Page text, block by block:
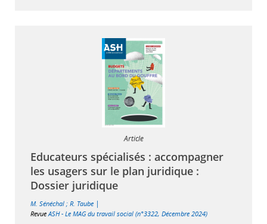
Article
Educateurs spécialisés : accompagner
les usagers sur le plan juridique :
Dossier juridique
M. Sénéchal ; R. Taube |
RevueASH - Le MAG du travail social (n°3322, Décembre 2024)